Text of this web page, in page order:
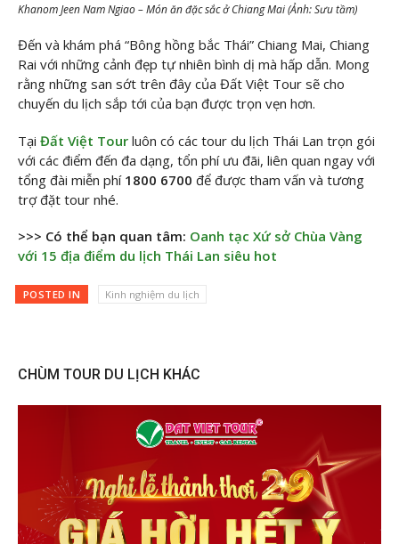
Khanom Jeen Nam Ngiao – Món ăn đặc sắc ở Chiang Mai (Ảnh: Sưu tầm)
Đến và khám phá “Bông hồng bắc Thái” Chiang Mai, Chiang
Rai với những cảnh đẹp tự nhiên bình dị mà hấp dẫn. Mong
rằng những san sớt trên đây của Đất Việt Tour sẽ cho
chuyến du lịch sắp tới của bạn được trọn vẹn hơn.
Tại Đất Việt Tour luôn có các tour du lịch Thái Lan trọn gói
với các điểm đến đa dạng, tổn phí ưu đãi, liên quan ngay với
tổng đài miễn phí 1800 6700 để được tham vấn và tương
trợ đặt tour nhé.
>>> Có thể bạn quan tâm: Oanh tạc Xứ sở Chùa Vàng
với 15 địa điểm du lịch Thái Lan siêu hot
POSTED IN Kinh nghiệm du lịch
CHÙM TOUR DU LỊCH KHÁC